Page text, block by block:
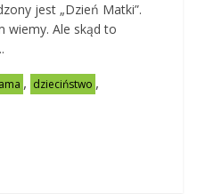
jest „Dzień Matki”.
wiemy. Ale skąd to
, dzieciństwo ,